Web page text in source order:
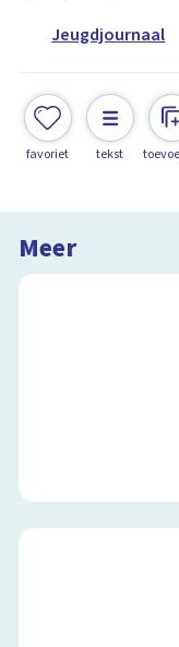
Jeugdjournaal
favoriet tekst
Meer